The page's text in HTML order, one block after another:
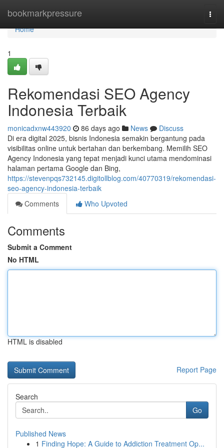
bookmarkpressure
Home
Home
1
Rekomendasi SEO Agency
Indonesia Terbaik
monicadxnw443920 86 days ago News
Discuss
Di era digital 2025, bisnis Indonesia semakin bergantung pada
visibilitas online untuk bertahan dan berkembang. Memilih SEO
Agency Indonesia yang tepat menjadi kunci utama mendominasi
halaman pertama Google dan Bing,
https://stevenpqs732145.digitollblog.com/40770319/rekomendasi-
seo-agency-indonesia-terbaik
Comments
Who Upvoted
Comments
Submit a Comment
No HTML
HTML is disabled
Report Page
Search
Go
Published News
1 Finding Hope: A Guide to Addiction Treatment Op...